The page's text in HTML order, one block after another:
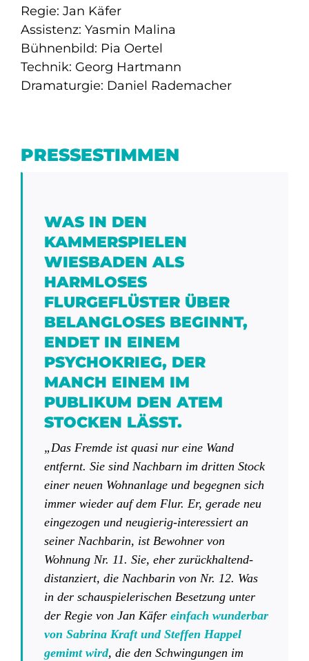
Regie: Jan Käfer
Assistenz: Yasmin Malina
Bühnenbild: Pia Oertel
Technik: Georg Hartmann
Dramaturgie: Daniel Rademacher
PRESSESTIMMEN
WAS IN DEN
KAMMERSPIELEN
WIESBADEN ALS
HARMLOSES
FLURGEFLÜSTER ÜBER
BELANGLOSES BEGINNT,
ENDET IN EINEM
PSYCHOKRIEG, DER
MANCH EINEM IM
PUBLIKUM DEN ATEM
STOCKEN LÄSST.
„Das Fremde ist quasi nur eine Wand
entfernt. Sie sind Nachbarn im dritten Stock
einer neuen Wohnanlage und begegnen sich
immer wieder auf dem Flur. Er, gerade neu
eingezogen und neugierig-interessiert an
seiner Nachbarin, ist Bewohner von
Wohnung Nr. 11. Sie, eher zurückhaltend-
distanziert, die Nachbarin von Nr. 12. Was
in der schauspielerischen Besetzung unter
der Regie von Jan Käfer einfach wunderbar
von Sabrina Kraft und Steffen Happel
gemimt wird, die den Schwingungen im